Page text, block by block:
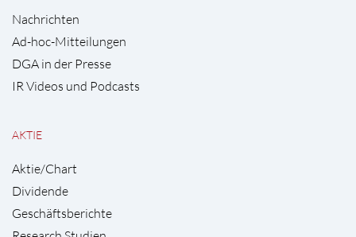
Nachrichten
Ad-hoc-Mitteilungen
DGA in der Presse
IR Videos und Podcasts
AKTIE
Aktie/Chart
Dividende
Geschäftsberichte